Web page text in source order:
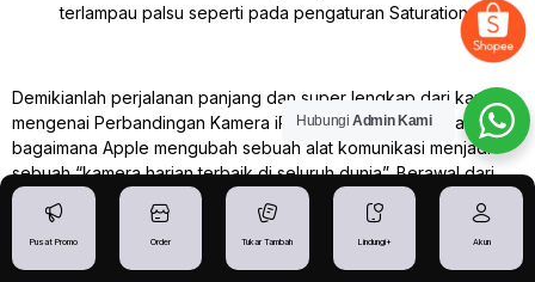
terlampau palsu seperti pada pengaturan Saturation.
Demikianlah perjalanan panjang dan super lengkap dari kami
mengenai Perbandingan Kamera iPhone. Kita telah melihat
bagaimana Apple mengubah sebuah alat komunikasi menjadi
sebuah “kamera harian terbaik di seluruh dunia”. Berawal dari
lahirnya
Portrait Mode
di iPhone X yang mengubah standar
media sosial, hingga era baru inovasi tanpa ujung pada iPhone
18 Pro Max yang dirumorkan membawa fitur bukaan
lensaVariable Aperturelayaknya lensa profesional raksasa
Pusat Promo Order Tukar Tambah Lindungi+ Akun
Hubungi Admin Kami